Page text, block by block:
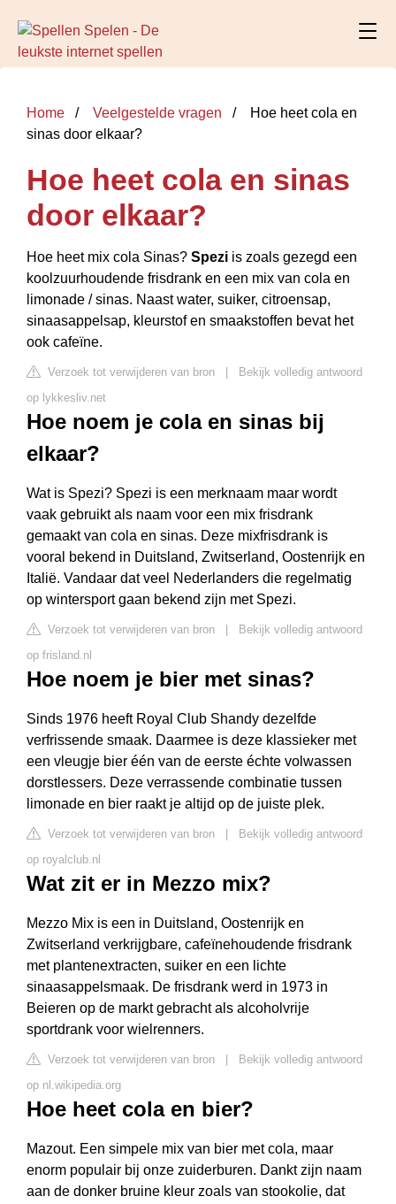
Home Veelgestelde vragen
Hoe heet cola en
sinas door elkaar?
Hoe heet cola en sinas
door elkaar?
Hoe heet mix cola Sinas? Spezi is zoals gezegd een
koolzuurhoudende frisdrank en een mix van cola en
limonade / sinas. Naast water, suiker, citroensap,
sinaasappelsap, kleurstof en smaakstoffen bevat het
ook cafeïne.
Verzoek tot verwijderen van bron
Bekijk volledig antwoord
op lykkesliv.net
Hoe noem je cola en sinas bij
elkaar?
Wat is Spezi? Spezi is een merknaam maar wordt
vaak gebruikt als naam voor een mix frisdrank
gemaakt van cola en sinas. Deze mixfrisdrank is
vooral bekend in Duitsland, Zwitserland, Oostenrijk en
Italië. Vandaar dat veel Nederlanders die regelmatig
op wintersport gaan bekend zijn met Spezi.
Verzoek tot verwijderen van bron
Bekijk volledig antwoord
op frisland.nl
Hoe noem je bier met sinas?
Sinds 1976 heeft Royal Club Shandy dezelfde
verfrissende smaak. Daarmee is deze klassieker met
een vleugje bier één van de eerste échte volwassen
dorstlessers. Deze verrassende combinatie tussen
limonade en bier raakt je altijd op de juiste plek.
Verzoek tot verwijderen van bron
Bekijk volledig antwoord
op royalclub.nl
Wat zit er in Mezzo mix?
Mezzo Mix is een in Duitsland, Oostenrijk en
Zwitserland verkrijgbare, cafeïnehoudende frisdrank
met plantenextracten, suiker en een lichte
sinaasappelsmaak. De frisdrank werd in 1973 in
Beieren op de markt gebracht als alcoholvrije
sportdrank voor wielrenners.
Verzoek tot verwijderen van bron
Bekijk volledig antwoord
op nl.wikipedia.org
Hoe heet cola en bier?
Mazout. Een simpele mix van bier met cola, maar
enorm populair bij onze zuiderburen. Dankt zijn naam
aan de donker bruine kleur zoals van stookolie, dat